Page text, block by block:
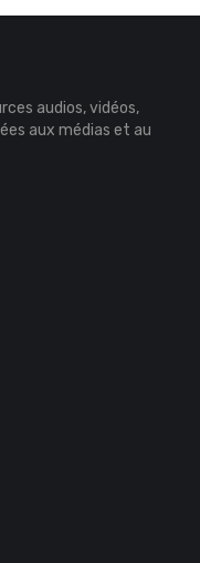
audios, vidéos,
aux médias et au